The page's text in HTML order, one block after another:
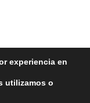
Pueda Ser Hallado:
experiencia en
utilizamos o